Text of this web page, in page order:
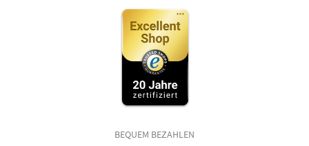
BEQUEM BEZAHLEN